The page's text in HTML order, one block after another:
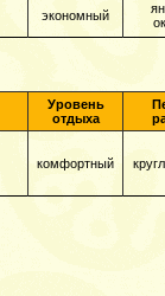
экономный
Уровень
отдыха
комфортный